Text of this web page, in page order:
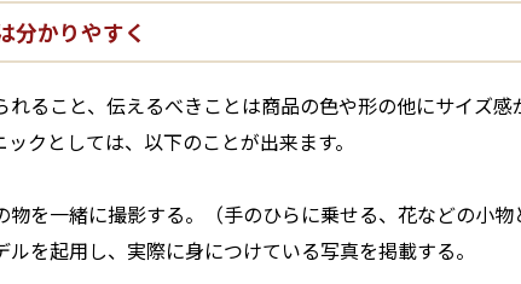
分かりやすく
れること、伝えるべきことは商品の色や形の他にサイズ
ックとしては、以下のことが出来ます。
物を一緒に撮影する。（手のひらに乗せる、花などの小物
ルを起用し、実際に身につけている写真を掲載する。